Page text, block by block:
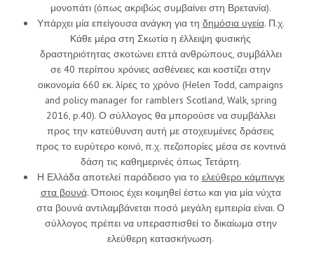
μονοπάτι (όπως ακριβώς συμβαίνει στη Βρετανία).
Υπάρχει μία επείγουσα ανάγκη για τη δημόσια υγεία. Π.χ.
Κάθε μέρα στη Σκωτία η έλλειψη φυσικής
δραστηριότητας σκοτώνει επτά ανθρώπους, συμβάλλει
σε 40 περίπου xρόνιες ασθένειες και κοστίζει στην
οικονομία 660 εκ. λίρες το χρόνο (Helen Todd, campaigns
and policy manager for ramblers Scotland, Walk, spring
2016, p.40). Ο σύλλογος θα μπορούσε να συμβάλλει
προς την κατεύθυνση αυτή με στοχευμένες δράσεις
προς το ευρύτερο κοινό, π.χ. πεζοπορίες μέσα σε κοντινά
δάση τις καθημερινές όπως Τετάρτη.
Η Ελλάδα αποτελεί παράδεισο για το ελεύθερο κάμπινγκ
στα βουνά. Όποιος έχει κοιμηθεί έστω και για μία νύχτα
στα βουνά αντιλαμβάνεται ποσό μεγάλη εμπειρία είναι. Ο
σύλλογος πρέπει να υπερασπισθεί το δικαίωμα στην
ελεύθερη κατασκήνωση.